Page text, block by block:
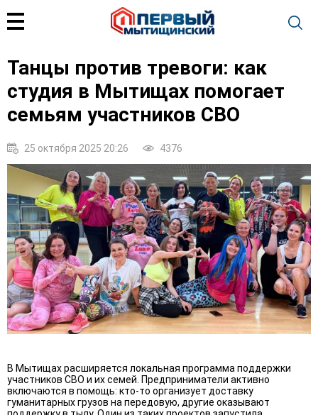
Танцы против тревоги: как
студия в Мытищах помогает
семьям участников СВО
25 октября 2025 20:26 4376
В Мытищах расширяется локальная программа поддержки
участников СВО и их семей. Предприниматели активно
включаются в помощь: кто-то организует доставку
гуманитарных грузов на передовую, другие оказывают